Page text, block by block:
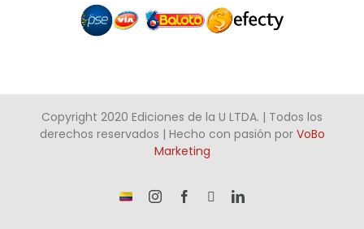
Copyright 2020 Ediciones de la U LTDA. | Todos los
derechos reservados | Hecho con pasión por VoBo
Marketing
¡Somos InstagramFacebook LinkedIn